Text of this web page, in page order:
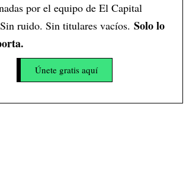
por el equipo de El Capital
ruido. Sin titulares vacíos. Solo lo
Únete gratis aquí